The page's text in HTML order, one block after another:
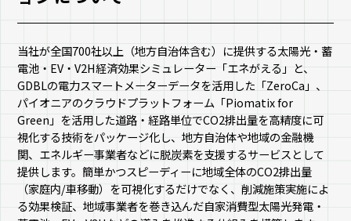
当社が全国700社以上（地方自治体含む）に提供する太陽光・蓄
電池・EV・V2H経済効果シミュレーター「エネがえる」と、
GDBLの電力スマートメーターデータを活用した「ZeroCa」、
パイオニアのクラウドプラットフォーム「Piomatix for
Green」を活用した道路・経路単位でCO2排出量を高精度に可
視化する技術をパッケージ化し、地方自治体や地域の金融機
関、エネルギー事業者などに脱炭素を支援するサービスとして
提供します。簡単かつスピーディーに地域全体のCO2排出量
（家庭内/車移動）を可視化するだけでなく、削減施策実施によ
る効果検証、地域事業者を巻き込んだ自家消費型太陽光発電・